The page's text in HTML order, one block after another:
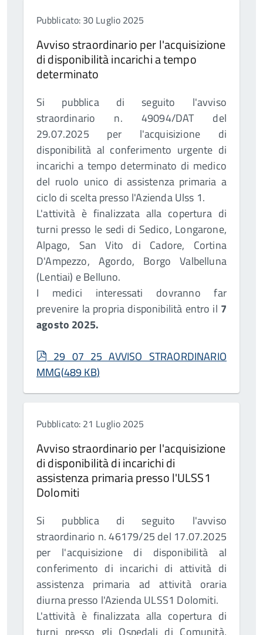
Pubblicato: 30 Luglio 2025
Avviso straordinario per l'acquisizione
di disponibilità incarichi a tempo
determinato
Si pubblica di seguito l'avviso
straordinario n. 49094/DAT del
29.07.2025 per l'acquisizione di
disponibilità al conferimento urgente di
incarichi a tempo determinato di medico
del ruolo unico di assistenza primaria a
ciclo di scelta presso l'Azienda Ulss 1.
L'attività è finalizzata alla copertura di
turni presso le sedi di Sedico, Longarone,
Alpago, San Vito di Cadore, Cortina
D'Ampezzo, Agordo, Borgo Valbelluna
(Lentiai) e Belluno.
I medici interessati dovranno far
prevenire la propria disponibilità entro il 7
agosto 2025.
pdf
29 07 25 AVVISO STRAORDINARIO
MMG(489 KB)
Pubblicato: 21 Luglio 2025
Avviso straordinario per l'acquisizione
di disponibilità di incarichi di
assistenza primaria presso l'ULSS1
Dolomiti
Si pubblica di seguito l'avviso
straordinario n. 46179/25 del 17.07.2025
per l'acquisizione di disponibilità al
conferimento di incarichi di attività di
assistenza primaria ad attività oraria
diurna presso l'Azienda ULSS1 Dolomiti.
L'attività è finalizzata alla copertura di
turni presso gli Ospedali di Comunità,